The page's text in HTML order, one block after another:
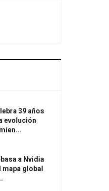
39 años
evolución
a Nvidia
mapa global